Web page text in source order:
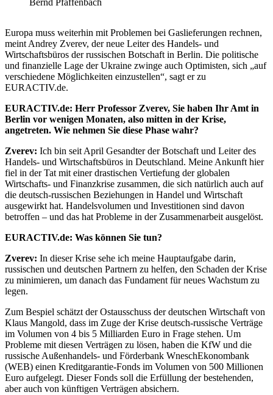
Bernd Pfaffenbach
Europa muss weiterhin mit Problemen bei Gaslieferungen rechnen,
meint Andrey Zverev, der neue Leiter des Handels- und
Wirtschaftsbüros der russischen Botschaft in Berlin. Die politische
und finanzielle Lage der Ukraine zwinge auch Optimisten, sich „auf
verschiedene Möglichkeiten einzustellen“, sagt er zu
EURACTIV.de.
EURACTIV.de: Herr Professor Zverev, Sie haben Ihr Amt in
Berlin vor wenigen Monaten, also mitten in der Krise,
angetreten. Wie nehmen Sie diese Phase wahr?
Zverev: Ich bin seit April Gesandter der Botschaft und Leiter des
Handels- und Wirtschaftsbüros in Deutschland. Meine Ankunft hier
fiel in der Tat mit einer drastischen Vertiefung der globalen
Wirtschafts- und Finanzkrise zusammen, die sich natürlich auch auf
die deutsch-russischen Beziehungen in Handel und Wirtschaft
ausgewirkt hat. Handelsvolumen und Investitionen sind davon
betroffen – und das hat Probleme in der Zusammenarbeit ausgelöst.
EURACTIV.de: Was können Sie tun?
Zverev: In dieser Krise sehe ich meine Hauptaufgabe darin,
russischen und deutschen Partnern zu helfen, den Schaden der Krise
zu minimieren, um danach das Fundament für neues Wachstum zu
legen.
Zum Bespiel schätzt der Ostausschuss der deutschen Wirtschaft von
Klaus Mangold, dass im Zuge der Krise deutsch-russische Verträge
im Volumen von 4 bis 5 Milliarden Euro in Frage stehen. Um
Probleme mit diesen Verträgen zu lösen, haben die KfW und die
russische Außenhandels- und Förderbank WneschEkonombank
(WEB) einen Kreditgarantie-Fonds im Volumen von 500 Millionen
Euro aufgelegt. Dieser Fonds soll die Erfüllung der bestehenden,
aber auch von künftigen Verträgen absichern.